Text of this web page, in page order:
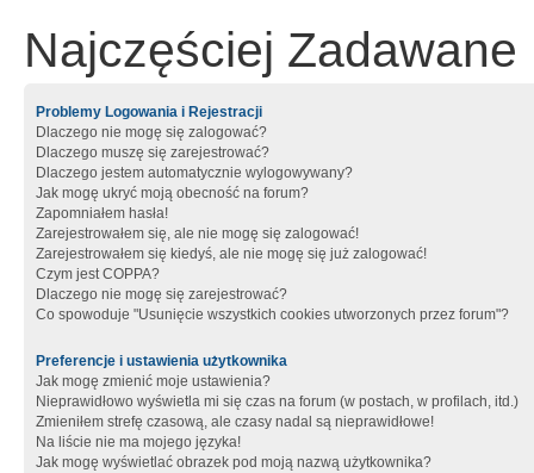
Najczęściej Zadawane
Problemy Logowania i Rejestracji
Dlaczego nie mogę się zalogować?
Dlaczego muszę się zarejestrować?
Dlaczego jestem automatycznie wylogowywany?
Jak mogę ukryć moją obecność na forum?
Zapomniałem hasła!
Zarejestrowałem się, ale nie mogę się zalogować!
Zarejestrowałem się kiedyś, ale nie mogę się już zalogować!
Czym jest COPPA?
Dlaczego nie mogę się zarejestrować?
Co spowoduje "Usunięcie wszystkich cookies utworzonych przez forum"?
Preferencje i ustawienia użytkownika
Jak mogę zmienić moje ustawienia?
Nieprawidłowo wyświetla mi się czas na forum (w postach, w profilach, itd.)
Zmieniłem strefę czasową, ale czasy nadal są nieprawidłowe!
Na liście nie ma mojego języka!
Jak mogę wyświetlać obrazek pod moją nazwą użytkownika?